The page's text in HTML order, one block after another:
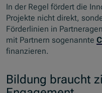
In der Regel fördert die
Projekte nicht direkt,
Förderlinien in
mit Partnern sogenannte
finanzieren.
Bildung braucht